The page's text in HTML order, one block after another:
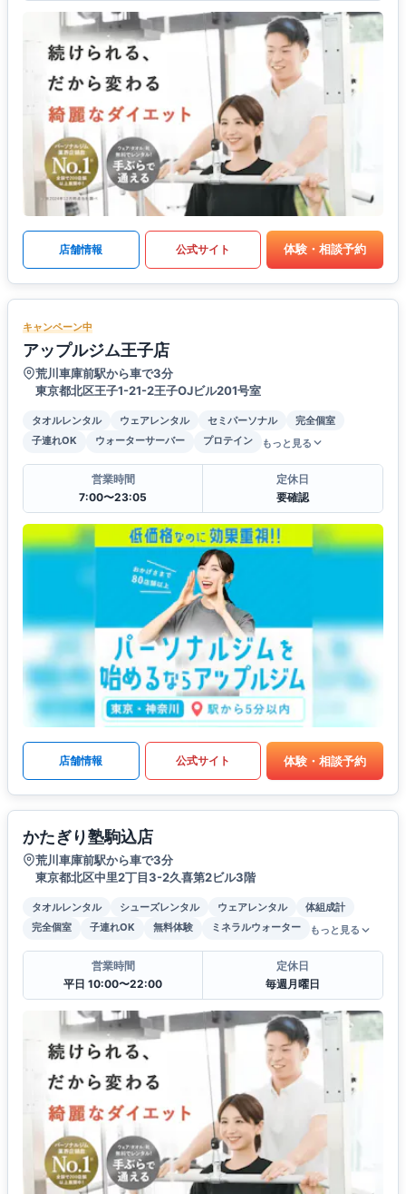
店舗情報 公式サイト 体験・相談予約
キャンペーン中
アップルジム王子店
荒川車庫前駅から車で3分
東京都北区王子1-21-2王子OJビル201号室
タオルレンタル ウェアレンタル セミパーソナル
完全個室
子連れOK
ウォーターサーバー プロテイン もっと見る
営業時間
7:00〜23:05
定休日
要確認
店舗情報 公式サイト 体験・相談予約
かたぎり塾駒込店
荒川車庫前駅から車で3分
東京都北区中里2丁目3-2久喜第2ビル3階
タオルレンタル シューズレンタル ウェアレンタル
体組成計
完全個室
子連れOK 無料体験 ミネラルウォーター もっと見る
営業時間
平日 10:00〜22:00
定休日
毎週月曜日